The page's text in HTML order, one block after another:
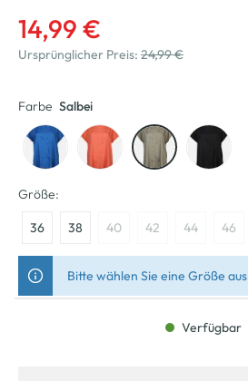
14,99 €
Ursprünglicher Preis: 24,99 €
Farbe Salbei
Größe:
36 38 40 42 44 46
Bitte wählen Sie eine Größe aus
Verfügbar